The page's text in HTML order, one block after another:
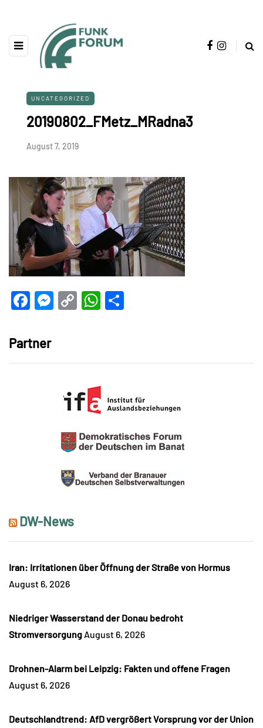
UNCATEGORIZED
20190802_FMetz_MRadna3
August 7, 2019
Facebook
Messenger
CopyWhatsApp
Partner
DW-News
Iran: Irritationen über Öffnung der Straße von Hormus
August 6, 2026
Niedriger Wasserstand der Donau bedroht
Stromversorgung August 6, 2026
Drohnen-Alarm bei Leipzig: Fakten und offene Fragen
August 6, 2026
Deutschlandtrend: AfD vergrößert Vorsprung vor der Union